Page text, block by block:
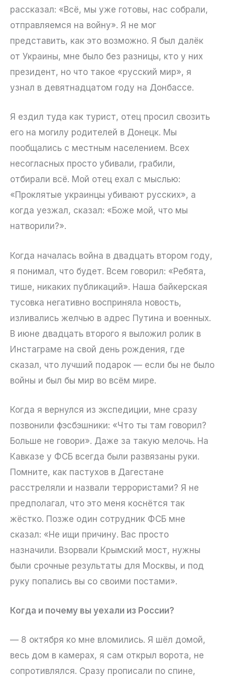
рассказал: «Всё, мы уже готовы, нас собрали,
отправляемся на войну». Я не мог
представить, как это возможно. Я был далёк
от Украины, мне было без разницы, кто у них
президент, но что такое «русский мир», я
узнал в девятнадцатом году на Донбассе.
Я ездил туда как турист, отец просил свозить
его на могилу родителей в Донецк. Мы
пообщались с местным населением. Всех
несогласных просто убивали, грабили,
отбирали всё. Мой отец ехал с мыслью:
«Проклятые украинцы убивают русских», а
когда уезжал, сказал: «Боже мой, что мы
натворили?».
Когда началась война в двадцать втором году,
я понимал, что будет. Всем говорил: «Ребята,
тише, никаких публикаций». Наша байкерская
тусовка негативно восприняла новость,
изливались желчью в адрес Путина и военных.
В июне двадцать второго я выложил ролик в
Инстаграме на свой день рождения, где
сказал, что лучший подарок — если бы не было
войны и был бы мир во всём мире.
Когда я вернулся из экспедиции, мне сразу
позвонили фэсбэшники: «Что ты там говорил?
Больше не говори». Даже за такую мелочь. На
Кавказе у ФСБ всегда были развязаны руки.
Помните, как пастухов в Дагестане
расстреляли и назвали террористами? Я не
предполагал, что это меня коснётся так
жёстко. Позже один сотрудник ФСБ мне
сказал: «Не ищи причину. Вас просто
назначили. Взорвали Крымский мост, нужны
были срочные результаты для Москвы, и под
руку попались вы со своими постами».
Когда и почему вы уехали из России?
— 8 октября ко мне вломились. Я шёл домой,
весь дом в камерах, я сам открыл ворота, не
сопротивлялся. Сразу прописали по спине,